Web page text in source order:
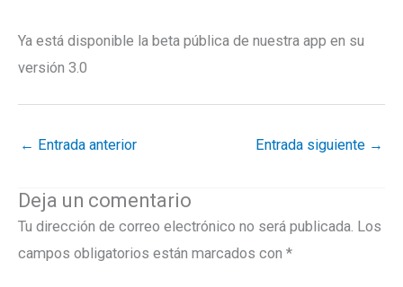
Ya está disponible la beta pública de nuestra app en su
versión 3.0
← Entrada anterior Entrada siguiente →
Deja un comentario
Tu dirección de correo electrónico no será publicada. Los
campos obligatorios están marcados con *